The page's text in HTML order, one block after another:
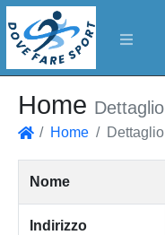
Home Dettaglio
Home Dettaglio
Nome
Indirizzo